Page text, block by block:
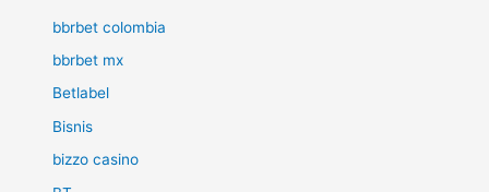
bbrbet colombia
bbrbet mx
Betlabel
Bisnis
bizzo casino